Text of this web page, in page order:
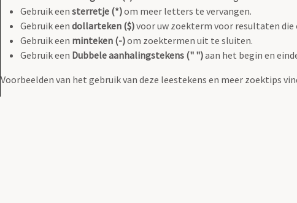
Gebruik een sterretje (*)om meer letters te vervangen.
Gebruik een dollarteken ($)voor uw zoekterm voor resultaten die
Gebruik een minteken (-)om zoektermen uit te sluiten.
Gebruik een Dubbele aanhalingstekens (" ")aan het begin en
Voorbeelden van het gebruik van deze leestekens en meer zoektips